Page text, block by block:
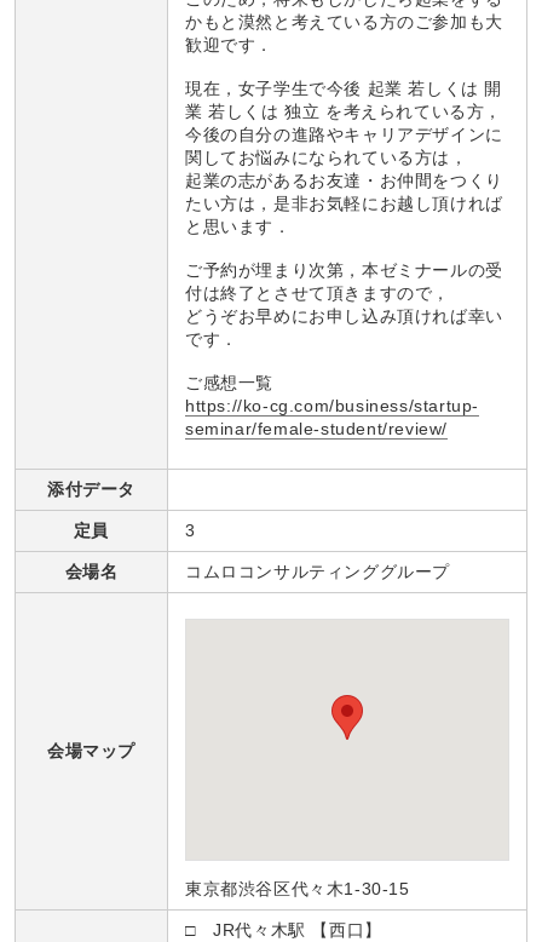
かもと漠然と考えている方のご参加も大
歓迎です．
現在，女子学生で今後 起業 若しくは 開
業 若しくは 独立 を考えられている方，
今後の自分の進路やキャリアデザインに
関してお悩みになられている方は，
起業の志があるお友達・お仲間をつくり
たい方は，是非お気軽にお越し頂ければ
と思います．
ご予約が埋まり次第，本ゼミナールの受
付は終了とさせて頂きますので，
どうぞお早めにお申し込み頂ければ幸い
です．
ご感想一覧
https://ko-cg.com/business/startup-
seminar/female-student/review/
添付データ
定員 3
会場名 コムロコンサルティンググループ
会場マップ
東京都渋谷区代々木1-30-15
□ JR代々木駅 【西口】